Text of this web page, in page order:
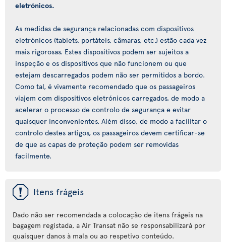
eletrónicos.
As medidas de segurança relacionadas com dispositivos
eletrónicos (tablets, portáteis, câmaras, etc.) estão cada vez
mais rigorosas. Estes dispositivos podem ser sujeitos a
inspeção e os dispositivos que não funcionem ou que
estejam descarregados podem não ser permitidos a bordo.
Como tal, é vivamente recomendado que os passageiros
viajem com dispositivos eletrónicos carregados, de modo a
acelerar o processo de controlo de segurança e evitar
quaisquer inconvenientes. Além disso, de modo a facilitar o
controlo destes artigos, os passageiros devem certificar-se
de que as capas de proteção podem ser removidas
facilmente.
ü Itens frágeis
Dado não ser recomendada a colocação de itens frágeis na
bagagem registada, a Air Transat não se responsabilizará por
quaisquer danos à mala ou ao respetivo conteúdo.